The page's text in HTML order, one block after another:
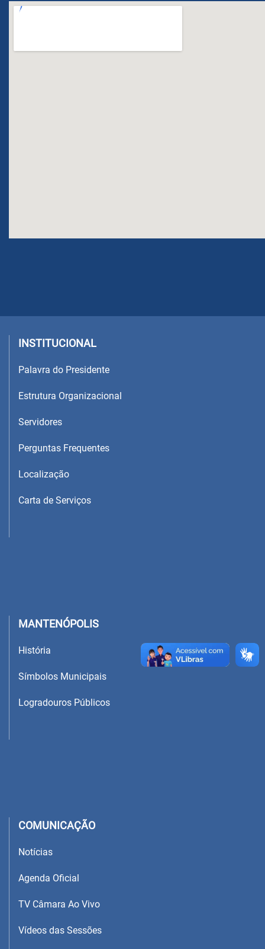
OPM FEGLI Calculator
INSTITUCIONAL
Palavra do Presidente
Estrutura Organizacional
Servidores
Perguntas Frequentes
Localização
Carta de Serviços
MANTENÓPOLIS
História
Símbolos Municipais
Logradouros Públicos
COMUNICAÇÃO
Notícias
Agenda Oficial
TV Câmara Ao Vivo
Vídeos das Sessões